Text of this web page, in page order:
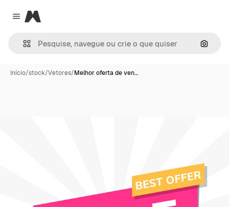
Close menu
Magnific
Início/stock/Vetores/Melhor oferta de ven…